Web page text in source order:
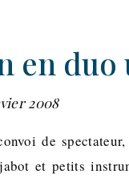
en
2008
de
et petits